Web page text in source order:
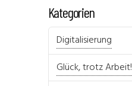
Kategorien
Digitalisierung
Glück, trotz Arbeit!